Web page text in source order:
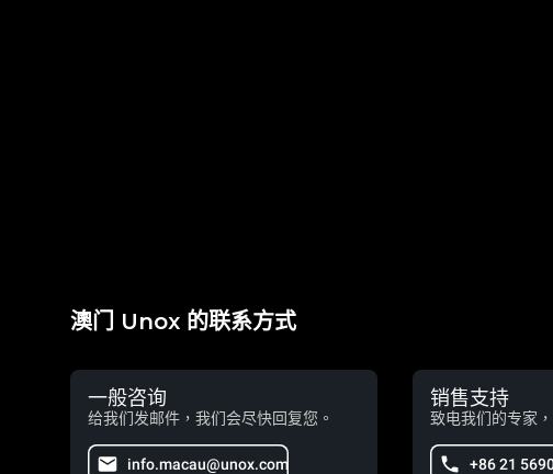
澳门 Unox 的联系方式
一般咨询
给我们发邮件，我们会尽快回复您。
info.macau@unox.com
销售支持
致电我们的专家
+86 21